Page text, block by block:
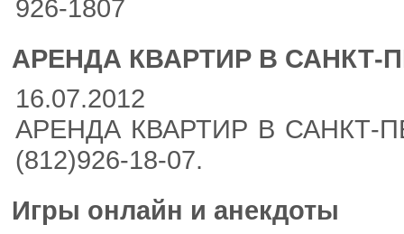
926-1807
АРЕНДА КВАРТИР В САНКТ-
16.07.2012
АРЕНДА КВАРТИР В САНКТ-
(812)926-18-07.
Игры онлайн и анекдоты